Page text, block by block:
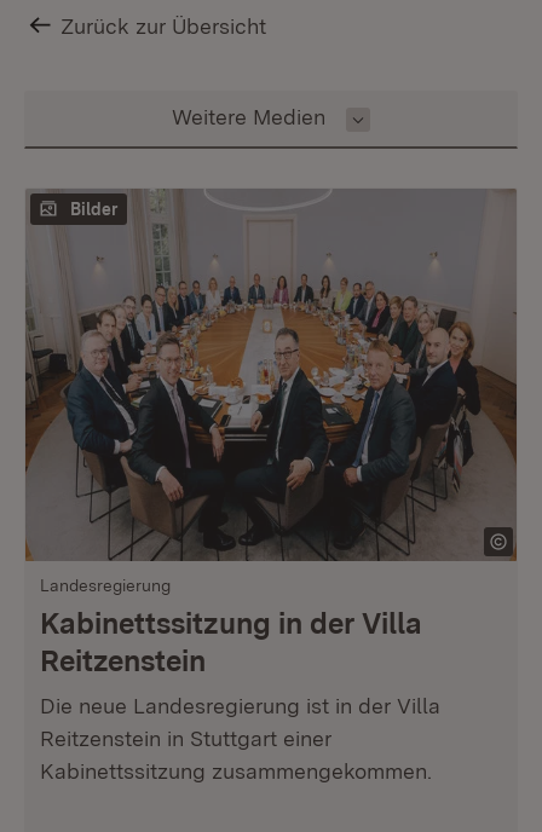
Zurück zur Übersicht
Inhalt auswählen
Weitere Medien
Bilder
Landesregierung
Kabinettssitzung in der Villa
Reitzenstein
Die neue Landesregierung ist in der Villa
Reitzenstein in Stuttgart einer
Kabinettssitzung zusammengekommen.